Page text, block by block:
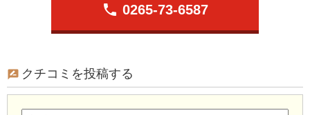
phone 0265-73-6587
クチコミを投稿する